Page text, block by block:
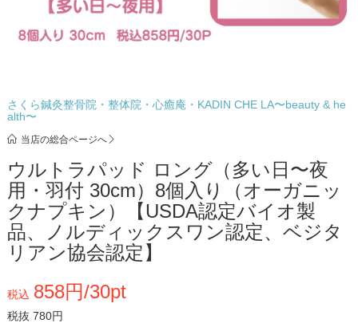
さくら鍼灸整骨院・整体院・心癒庵・KADIN CHE LA〜beauty & he
alth〜
当店の総合ページへ
ウルトラパッド ロング（多い日〜夜
用・羽付 30cm）8個入り（オーガニッ
クナプキン）【USDA認定バイオ製
品、ノルディックスワン認定、ベジタ
リアン協会認定】
税込 858円/30pt
税抜 780円